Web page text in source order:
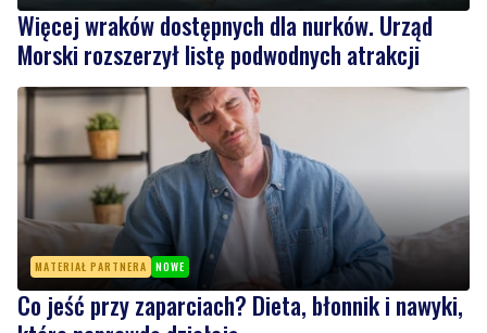
MATERIAŁ PARTNERA NOWE
Co jeść przy zaparciach? Dieta, błonnik i nawyki,
które naprawdę działają